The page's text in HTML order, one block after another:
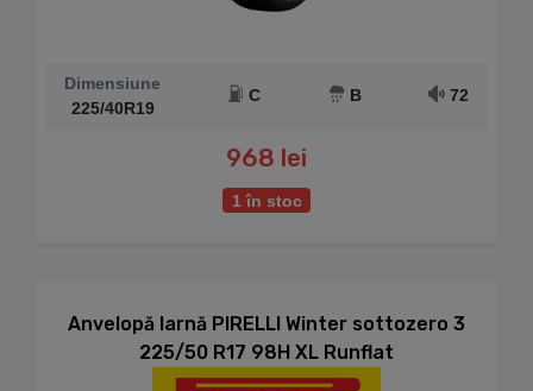
Dimensiune
225/40R19
C B 72
968 lei
1 în stoc
Anvelopă Iarnă PIRELLI Winter sottozero 3
225/50 R17 98H XL Runflat